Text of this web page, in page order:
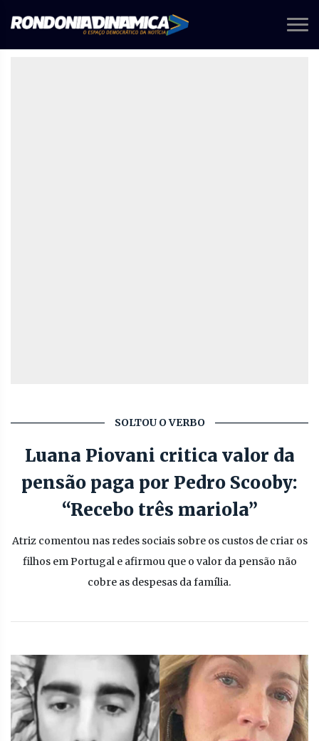
SOLTOU O VERBO
Luana Piovani critica valor da
pensão paga por Pedro Scooby:
“Recebo três mariola”
Atriz comentou nas redes sociais sobre os custos de criar os
filhos em Portugal e afirmou que o valor da pensão não
cobre as despesas da família.